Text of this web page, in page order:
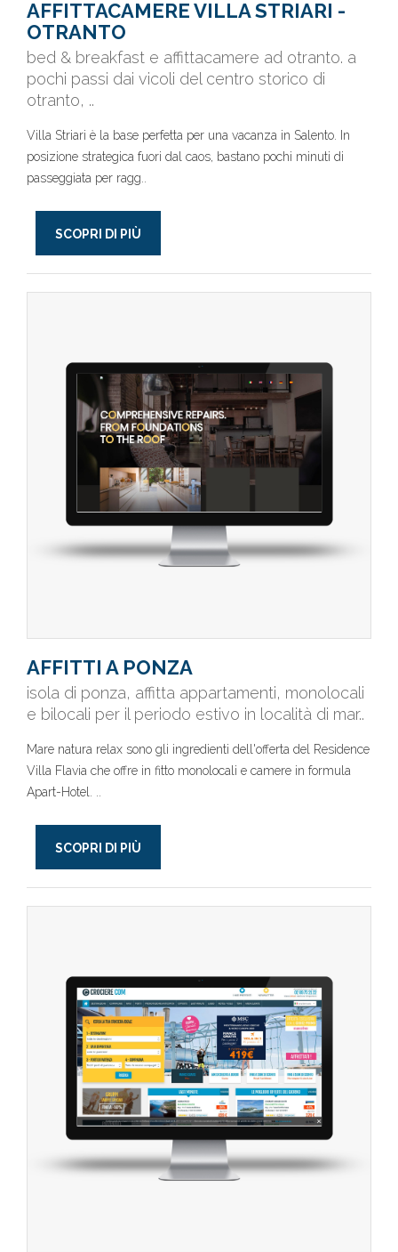
AFFITTACAMERE VILLA STRIARI -
OTRANTO
bed & breakfast e affittacamere ad otranto. a
pochi passi dai vicoli del centro storico di
otranto, ..
Villa Striari è la base perfetta per una vacanza in Salento. In
posizione strategica fuori dal caos, bastano pochi minuti di
passeggiata per ragg..
SCOPRI DI PIÙ
AFFITTI A PONZA
isola di ponza, affitta appartamenti, monolocali
e bilocali per il periodo estivo in località di mar..
Mare natura relax sono gli ingredienti dell'offerta del Residence
Villa Flavia che offre in fitto monolocali e camere in formula
Apart-Hotel. ..
SCOPRI DI PIÙ